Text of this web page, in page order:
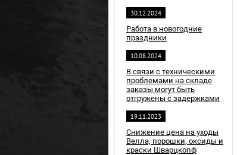
30.12.2024
Работа в новогодние
праздники
10.08.2024
В связи с техническими
проблемами на складе
заказы могут быть
отгружены с задержками
19.11.2023
Снижение цена на уходы
Велла, порошки, оксиды и
краски Шварцкопф